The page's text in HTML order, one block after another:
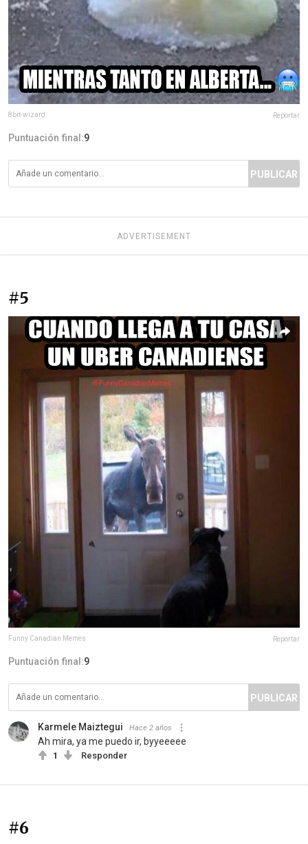
8bit-wizard Reportar
Puntuación final:9
PUBLICAR
ADVERTISEMENT
#5
Funny Canadian Memes Reportar
Puntuación final:9
PUBLICAR
Karmele Maiztegui Hace 2 años
Ah mira, ya me puedo ir, byyeeeee
1 Responder
#6